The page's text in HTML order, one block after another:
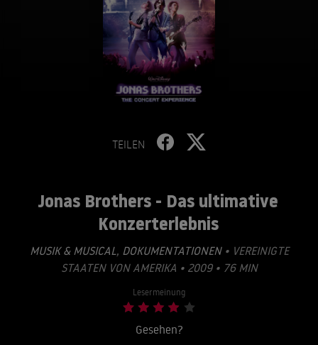
TEILEN
Jonas Brothers - Das ultimative
Konzerterlebnis
MUSIK & MUSICAL, DOKUMENTATIONEN• VEREINIGTE
STAATEN VON AMERIKA • 2009 • 76 MIN
Lesermeinung
Gesehen?